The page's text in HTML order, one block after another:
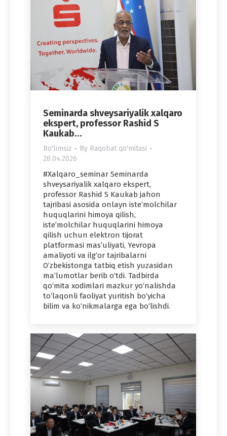
Seminarda shveysariyalik xalqaro
ekspert, professor Rashid S
Kaukab…
Bo'limsiz By Raqobat qo'mitasi
28.04.2026
#Xalqaro_seminar Seminarda
shveysariyalik xalqaro ekspert,
professor Rashid S Kaukab jahon
tajribasi asosida onlayn iste’molchilar
huquqlarini himoya qilish,
iste’molchilar huquqlarini himoya
qilish uchun elektron tijorat
platformasi mas’uliyati, Yevropa
amaliyoti va ilg‘or tajribalarni
O‘zbekistonga tatbiq etish yuzasidan
ma’lumotlar berib o‘tdi. Tadbirda
qo‘mita xodimlari mazkur yo‘nalishda
to‘laqonli faoliyat yuritish bo‘yicha
bilim va ko‘nikmalarga ega bo‘lishdi.